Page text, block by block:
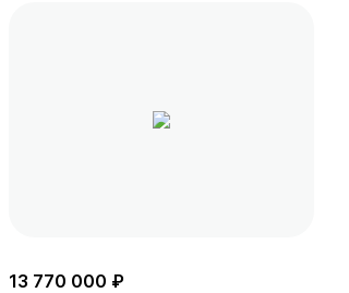
13 770 000 ₽